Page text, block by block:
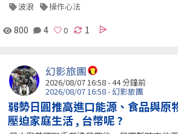
波浪 操作心法
800 4 1
幻影旅團
2026/08/07 16:58 -44 分鐘前
2026/08/07 16:58 - 幻影旅團
弱勢日圓推高進口能源、食品與原
壓迫家庭生活 , 台幣呢 ?